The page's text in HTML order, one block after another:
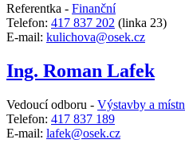
Referentka - Finanční
Telefon: 417 837 202 (linka 23)
E-mail: kulichova@osek.cz
Ing. Roman Lafek
Vedoucí odboru - Výstavby a
Telefon: 417 837 189
E-mail: lafek@osek.cz